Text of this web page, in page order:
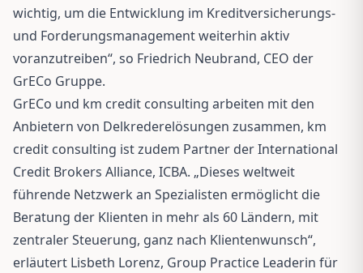
wichtig, um die Entwicklung im Kreditversicherungs-
und Forderungsmanagement weiterhin aktiv
voranzutreiben“, so Friedrich Neubrand, CEO der
GrECo Gruppe.
GrECo und km credit consulting arbeiten mit den
Anbietern von Delkrederelösungen zusammen, km
credit consulting ist zudem Partner der International
Credit Brokers Alliance, ICBA. „Dieses weltweit
führende Netzwerk an Spezialisten ermöglicht die
Beratung der Klienten in mehr als 60 Ländern, mit
zentraler Steuerung, ganz nach Klientenwunsch“,
erläutert Lisbeth Lorenz, Group Practice Leaderin für